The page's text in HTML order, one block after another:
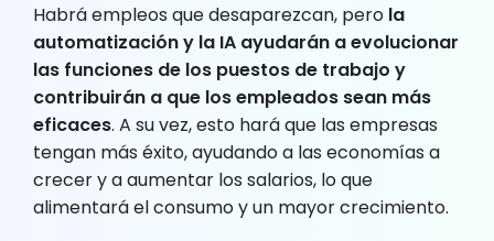
Habrá empleos que desaparezcan, pero la
automatización y la IA ayudarán a evolucionar
las funciones de los puestos de trabajo y
contribuirán a que los empleados sean más
eficaces. A su vez, esto hará que las empresas
tengan más éxito, ayudando a las economías a
crecer y a aumentar los salarios, lo que
alimentará el consumo y un mayor crecimiento.